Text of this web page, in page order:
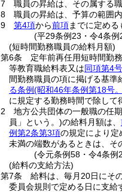
7
職員の昇給は、その属する
8
職員の昇給は、予算の範囲
9
第4項から前項までに定め
(平29条例23・令4条例
(短時間勤務職員の給料月額)
第6条
定年前再任用短時間勤
等教育職給料表又は同項第4号
間勤務職員の項に掲げる基準
る条例(昭和46年条例第18号
に規定する勤務時間で除して
2
地方公共団体の一般職の任
員」という。)の給料月額は、
例第2条第3項の規定により定
未満の端数があるときは、そ
(令元条例58・令4条例
(給料の支給方法)
第7条
給料は、毎月20日にそ
委員会規則で定める日に支給